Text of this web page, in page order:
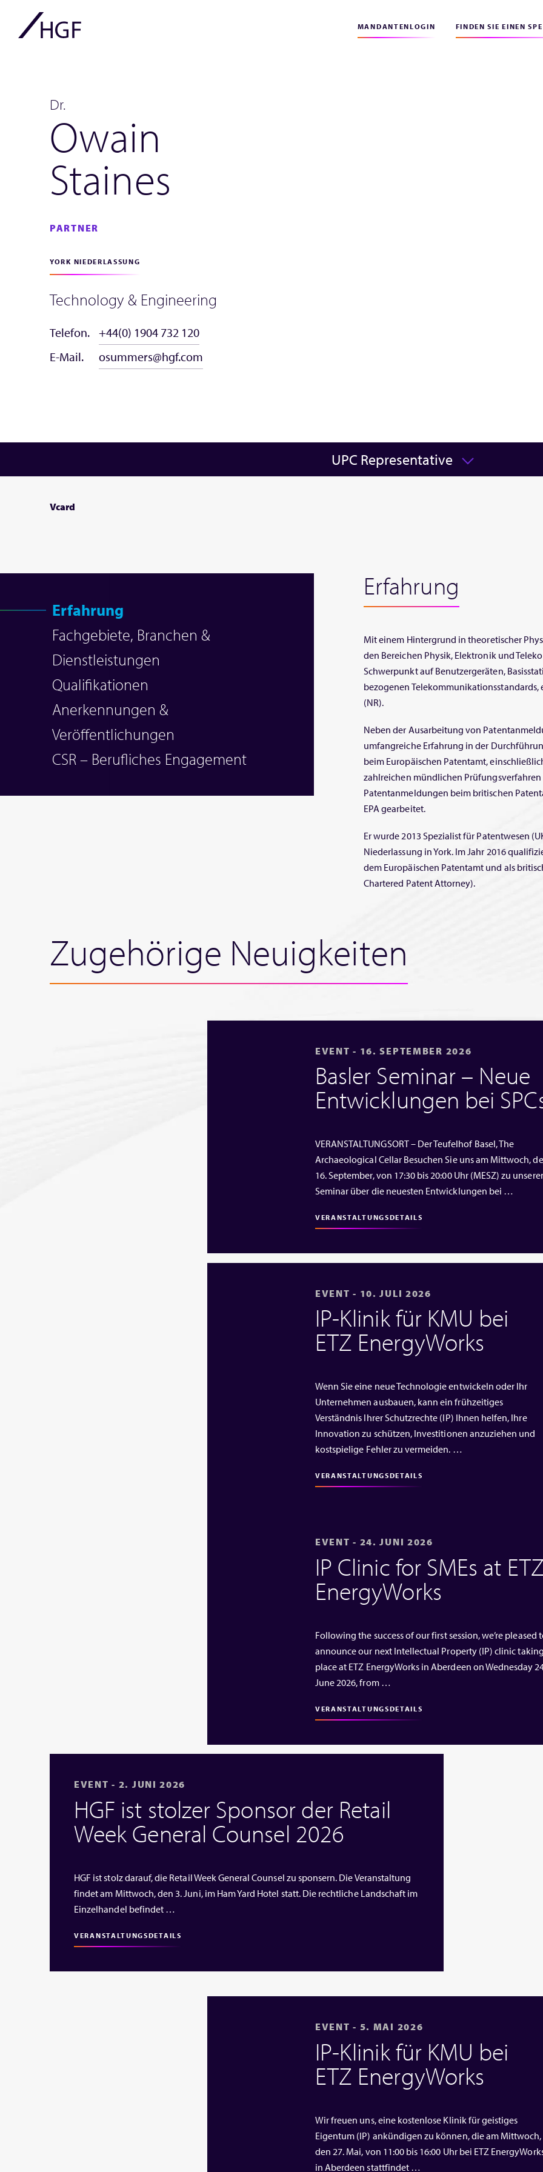
MANDANTENLOGIN FINDEN SIE EINEN
Dr.
Owain
Staines
PARTNER
YORK NIEDERLASSUNG
Technology & Engineering
Telefon. +44(0) 1904 732 120
E-Mail.
osummers@hgf.com
UPC Representative
Vcard
Erfahrung
Fachgebiete, Branchen &
Dienstleistungen
Qualifikationen
Anerkennungen &
Veröffentlichungen
CSR – Berufliches Engagement
Erfahrung
Mit einem Hintergrund in theoretischer
den Bereichen Physik, Elektronik und
Schwerpunkt auf Benutzergeräten,
bezogenen Telekommunikationsstandards,
(NR).
Neben der Ausarbeitung von
umfangreiche Erfahrung in der
beim Europäischen Patentamt,
zahlreichen mündlichen Prüfungsverfahren
Patentanmeldungen beim britischen
EPA gearbeitet.
Er wurde 2013 Spezialist für Patentwesen
Niederlassung in York. Im Jahr 2016
dem Europäischen Patentamt und als
Chartered Patent Attorney).
Zugehörige Neuigkeiten
EVENT - 16. SEPTEMBER 2026
Basler Seminar – Neue
Entwicklungen bei
VERANSTALTUNGSORT – Der Teufelhof Basel, The
Archaeological Cellar Besuchen Sie uns am Mittwoch,
16. September, von 17:30 bis 20:00 Uhr (MESZ) zu
Seminar über die neuesten Entwicklungen bei …
VERANSTALTUNGSDETAILS
EVENT - 10. JULI 2026
IP‑Klinik für KMU bei
ETZ EnergyWorks
Wenn Sie eine neue Technologie entwickeln oder Ihr
Unternehmen ausbauen, kann ein frühzeitiges
Verständnis Ihrer Schutzrechte (IP) Ihnen helfen, Ihre
Innovation zu schützen, Investitionen anzuziehen und
kostspielige Fehler zu vermeiden. …
VERANSTALTUNGSDETAILS
EVENT - 24. JUNI 2026
IP Clinic for SMEs at
EnergyWorks
Following the success of our first session, we’re pleased
announce our next Intellectual Property (IP) clinic
place at ETZ EnergyWorks in Aberdeen on Wednesday
June 2026, from …
VERANSTALTUNGSDETAILS
EVENT - 2. JUNI 2026
HGF ist stolzer Sponsor der Retail
Week General Counsel 2026
HGF ist stolz darauf, die Retail Week General Counsel zu sponsern. Die Veranstaltung
findet am Mittwoch, den 3. Juni, im Ham Yard Hotel statt. Die rechtliche Landschaft im
Einzelhandel befindet …
VERANSTALTUNGSDETAILS
EVENT - 5. MAI 2026
IP‑Klinik für KMU bei
ETZ EnergyWorks
Wir freuen uns, eine kostenlose Klinik für geistiges
Eigentum (IP) ankündigen zu können, die am Mittwoch,
den 27. Mai, von 11:00 bis 16:00 Uhr bei ETZ
in Aberdeen stattfindet …